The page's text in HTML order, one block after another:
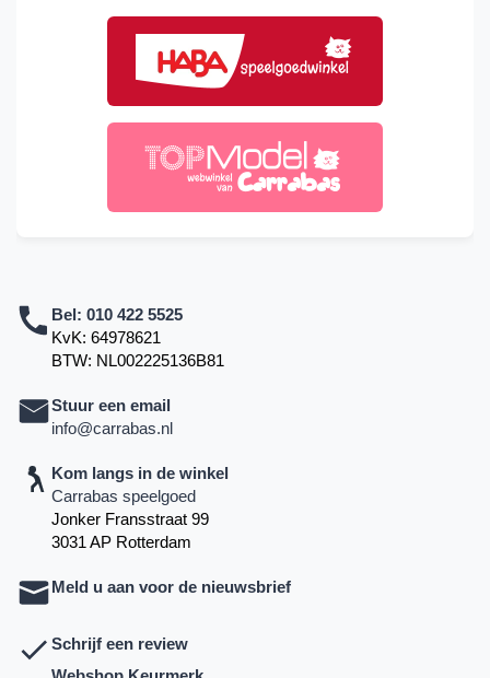
Bel: 010 422 5525
KvK: 64978621
BTW: NL002225136B81
Stuur een email
info@carrabas.nl
Kom langs in de winkel
Carrabas speelgoed
Jonker Fransstraat 99
3031 AP Rotterdam
Meld u aan voor de nieuwsbrief
Schrijf een review